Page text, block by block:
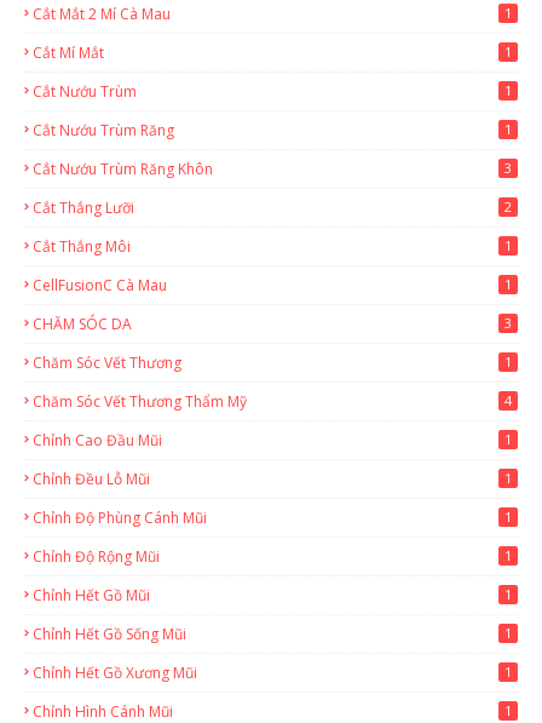
Cắt Mắt 2 Mí Cà Mau 1
Cắt Mí Mắt 1
Cắt Nướu Trùm 1
Cắt Nướu Trùm Răng 1
Cắt Nướu Trùm Răng Khôn 3
Cắt Thắng Lưỡi 2
Cắt Thắng Môi 1
CellFusionC Cà Mau 1
CHĂM SÓC DA 3
Chăm Sóc Vết Thương 1
Chăm Sóc Vết Thương Thẩm Mỹ 4
Chỉnh Cao Đầu Mũi 1
Chỉnh Đều Lỗ Mũi 1
Chỉnh Độ Phùng Cánh Mũi 1
Chỉnh Độ Rộng Mũi 1
Chỉnh Hết Gồ Mũi 1
Chỉnh Hết Gồ Sống Mũi 1
Chỉnh Hết Gồ Xương Mũi 1
Chỉnh Hình Cánh Mũi 1